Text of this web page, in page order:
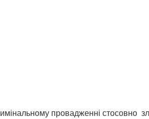
провадженні стосовно